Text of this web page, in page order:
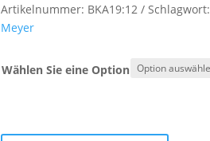
Artikelnummer: BKA19:12 Schlagwort:
Meyer
Wählen Sie eine Option